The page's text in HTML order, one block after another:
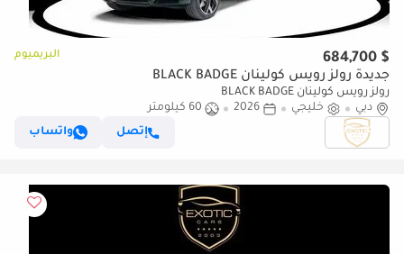
$ 684,700 البريميوم
جديدة رولز رويس كولينان BLACK BADGE
رولز رويس كولينان BLACK BADGE
دبي
خليجي 2026
60 كيلومتر
إتصل
واتساب